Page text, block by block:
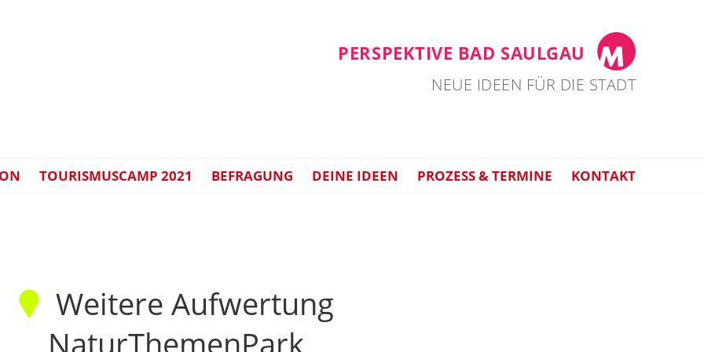
PERSPEKTIVE BAD SAULGAU
NEUE IDEEN FÜR DIE STADT
TOURISMUSCAMP 2021 BEFRAGUNG DEINE IDEEN PROZESS & TERMINE KONTAKT
Weitere Aufwertung
NaturThemenPark